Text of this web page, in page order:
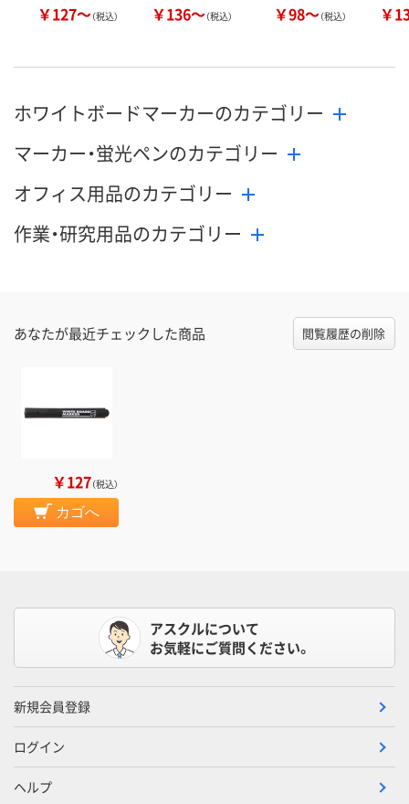
￥127～（税込） ￥136～（税込） ￥98～（税込） ￥
ホワイトボードマーカーのカテゴリー
マーカー・蛍光ペンのカテゴリー
オフィス用品のカテゴリー
作業・研究用品のカテゴリー
あなたが最近チェックした商品 閲覧履歴の削除
￥127（税込）
カゴへ
アスクルについて
お気軽にご質問ください。
新規会員登録
ログイン
ヘルプ